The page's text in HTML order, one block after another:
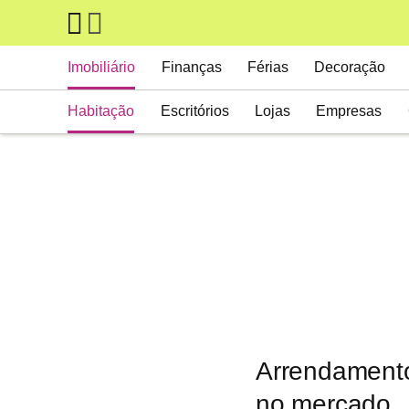
Skip to main content
Main navigation
Imobiliário
Habitação Escritórios Lojas Empresas
Finanças Férias Decoração